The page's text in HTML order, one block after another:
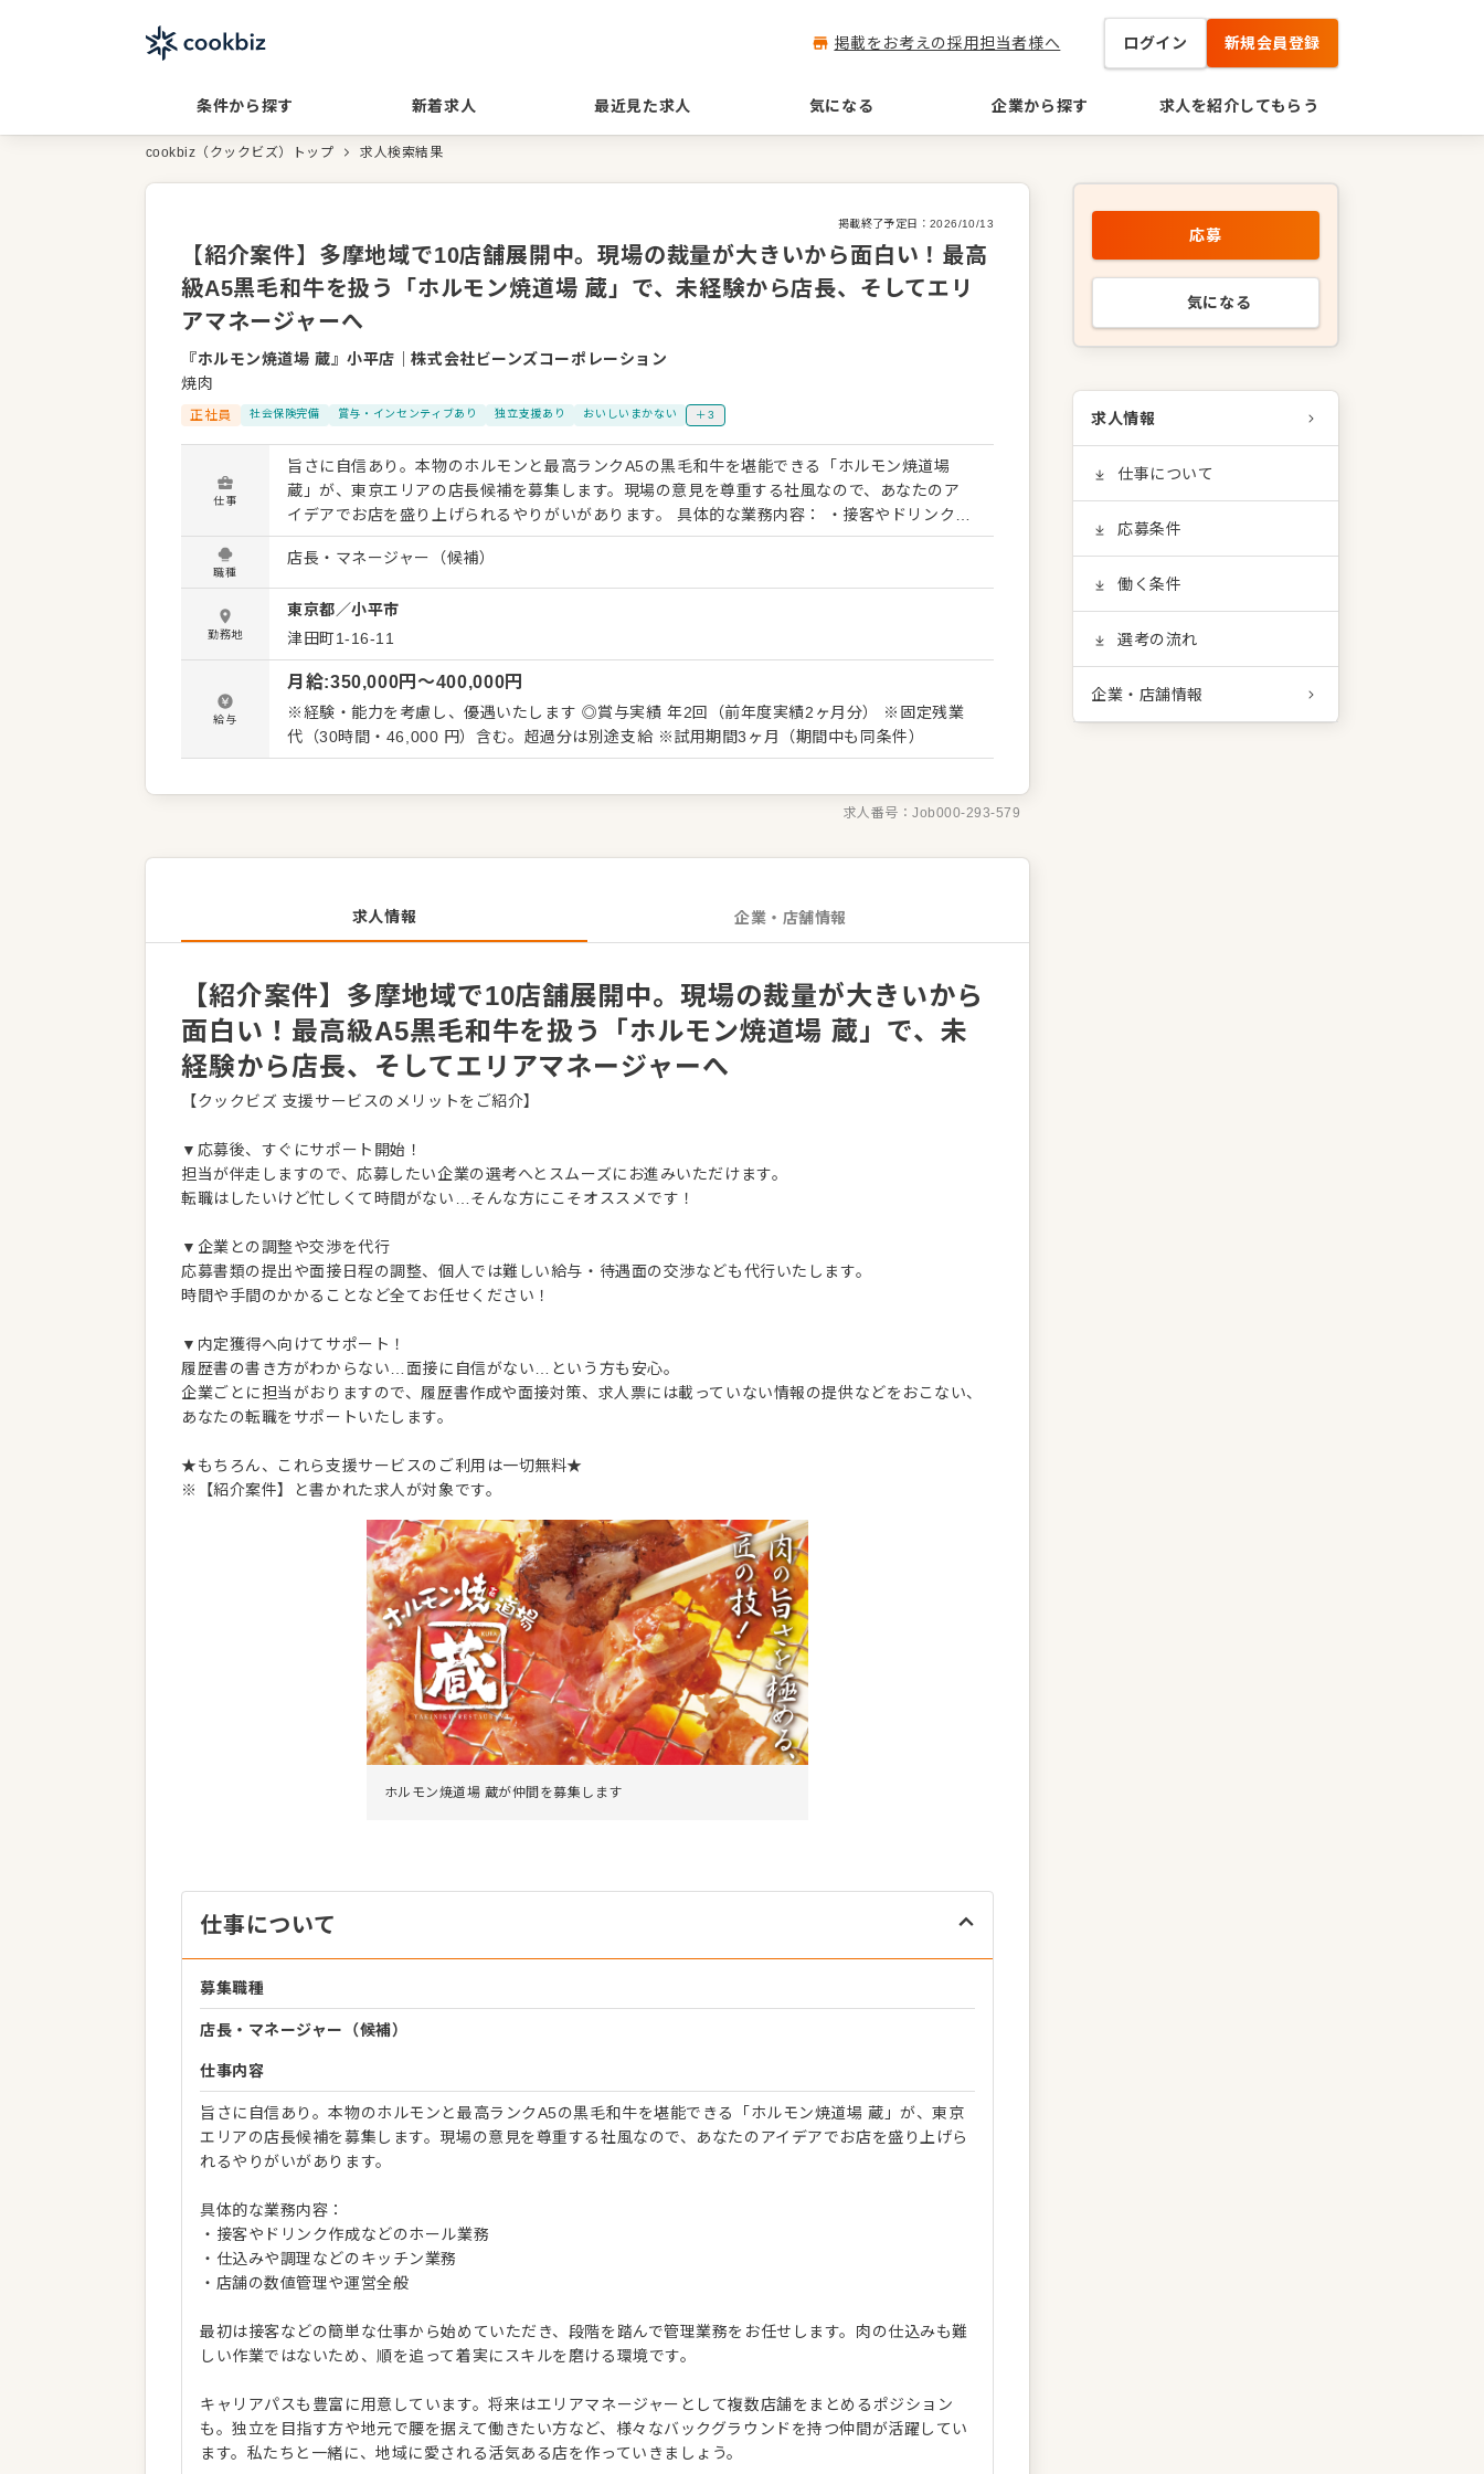
掲載をお考えの採用担当者様へ ログイン 新規会員登録
条件から探す 新着求人 最近見た求人 気になる 企業から探す 求人を紹介してもらう
cookbiz（クックビズ）トップ 求人検索結果
掲載終了予定日： 2026/10/13
【紹介案件】多摩地域で10店舗展開中。現場の裁量が大きいから面白い！最高
級A5黒毛和牛を扱う「ホルモン焼道場 蔵」で、未経験から店長、そしてエリ
アマネージャーへ
『ホルモン焼道場 蔵』小平店 ｜株式会社ビーンズコーポレーション
焼肉
正社員 社会保険完備 賞与・インセンティブあり 独立支援あり おいしいまかない ＋3
仕事
旨さに自信あり。本物のホルモンと最高ランクA5の黒毛和牛を堪能できる「ホルモン焼道場
蔵」が、東京エリアの店長候補を募集します。現場の意見を尊重する社風なので、あなたのア
イデアでお店を盛り上げられるやりがいがあります。 具体的な業務内容： ・接客やドリンク作
成などのホール業務 ・仕込みや調理などのキッチン業務 ・店舗の数値管理や運営全般 最初は
接客などの簡単な仕事から始めていただき、段階を踏んで管理業務をお任せします。肉の仕込
みも難しい作業ではないため、順を追って着実にスキルを磨ける環境です。 キャリアパスも豊
富に用意しています。将来はエリアマネージャーとして複数店舗をまとめるポジションも。独
立を目指す方や地元で腰を据えて働きたい方など、様々なバックグラウンドを持つ仲間が活躍
しています。私たちと一緒に、地域に愛される活気ある店を作っていきましょう。
職種
店長・マネージャー（候補）
勤務地
東京都／小平市
津田町1-16-11
給与
月給:350,000円〜400,000円
※経験・能力を考慮し、優遇いたします ◎賞与実績 年2回（前年度実績2ヶ月分） ※固定残業
代（30時間・46,000 円）含む。超過分は別途支給 ※試用期間3ヶ月（期間中も同条件）
求人番号：Job000-293-579
求人情報 企業・店舗情報
【紹介案件】多摩地域で10店舗展開中。現場の裁量が大きいから
面白い！最高級A5黒毛和牛を扱う「ホルモン焼道場 蔵」で、未
経験から店長、そしてエリアマネージャーへ
【クックビズ 支援サービスのメリットをご紹介】
▼応募後、すぐにサポート開始！
担当が伴走しますので、応募したい企業の選考へとスムーズにお進みいただけます。
転職はしたいけど忙しくて時間がない…そんな方にこそオススメです！
▼企業との調整や交渉を代行
応募書類の提出や面接日程の調整、個人では難しい給与・待遇面の交渉なども代行いたします。
時間や手間のかかることなど全てお任せください！
▼内定獲得へ向けてサポート！
履歴書の書き方がわからない…面接に自信がない…という方も安心。
企業ごとに担当がおりますので、履歴書作成や面接対策、求人票には載っていない情報の提供などをおこない、
あなたの転職をサポートいたします。
★もちろん、これら支援サービスのご利用は一切無料★
※【紹介案件】と書かれた求人が対象です。
ホルモン焼道場 蔵が仲間を募集します
仕事について
募集職種
店長・マネージャー（候補）
仕事内容
旨さに自信あり。本物のホルモンと最高ランクA5の黒毛和牛を堪能できる「ホルモン焼道場 蔵」が、東京
エリアの店長候補を募集します。現場の意見を尊重する社風なので、あなたのアイデアでお店を盛り上げら
れるやりがいがあります。
具体的な業務内容：
・接客やドリンク作成などのホール業務
・仕込みや調理などのキッチン業務
・店舗の数値管理や運営全般
最初は接客などの簡単な仕事から始めていただき、段階を踏んで管理業務をお任せします。肉の仕込みも難
しい作業ではないため、順を追って着実にスキルを磨ける環境です。
キャリアパスも豊富に用意しています。将来はエリアマネージャーとして複数店舗をまとめるポジション
も。独立を目指す方や地元で腰を据えて働きたい方など、様々なバックグラウンドを持つ仲間が活躍してい
ます。私たちと一緒に、地域に愛される活気ある店を作っていきましょう。
応募
気になる
求人情報
仕事について
応募条件
働く条件
選考の流れ
企業・店舗情報